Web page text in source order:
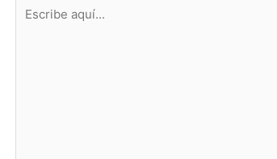
aquí...